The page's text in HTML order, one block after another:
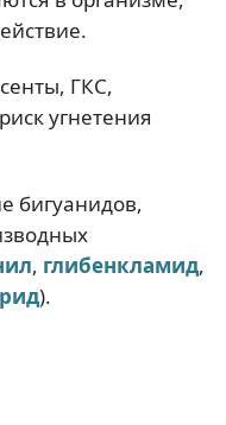
ГКС,
угнетения
бигуанидов,
, глибенкламид,
).